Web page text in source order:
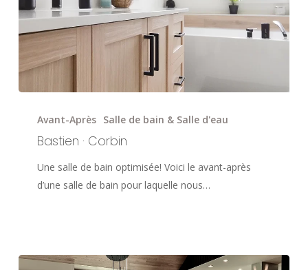
Corbin
Avant-Après Salle de bain & Salle d'eau
Bastien · Corbin
Une salle de bain optimisée! Voici le avant-après
d’une salle de bain pour laquelle nous…